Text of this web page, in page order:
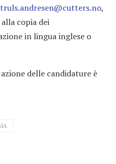
truls.andresen@cutters.no,
copia dei
in lingua inglese o
delle candidature è